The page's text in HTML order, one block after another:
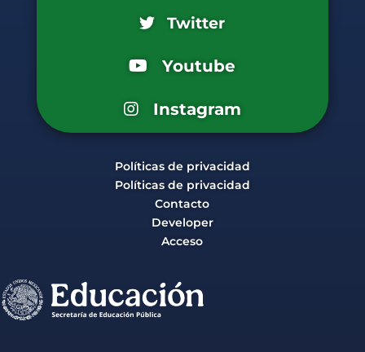
Twitter
Youtube
Instagram
Políticas de privacidad
Políticas de privacidad
Contacto
Developer
Acceso